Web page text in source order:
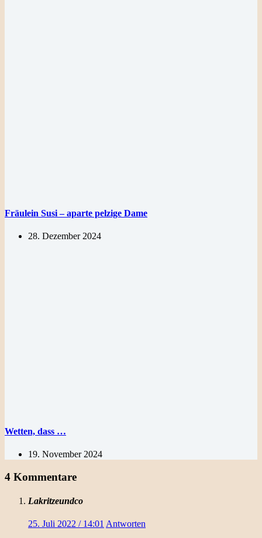
Fräulein Susi – aparte pelzige Dame
28. Dezember 2024
Wetten, dass …
19. November 2024
4 Kommentare
Lakritzeundco
25. Juli 2022 / 14:01 Antworten